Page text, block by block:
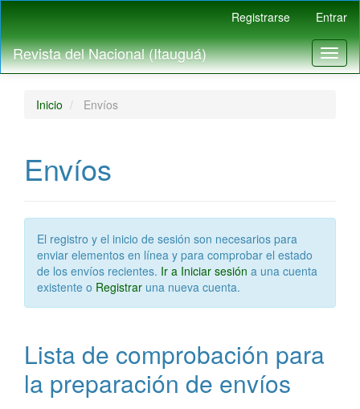
Contenido
principal
Barra
Registrarse Entrar
Revista del Nacional (Itauguá)
Inicio Envíos
Envíos
El registro y el inicio de sesión son necesarios para
enviar elementos en línea y para comprobar el estado
de los envíos recientes. Ir a Iniciar sesión a una cuenta
existente o Registrar una nueva cuenta.
Lista de comprobación para
la preparación de envíos